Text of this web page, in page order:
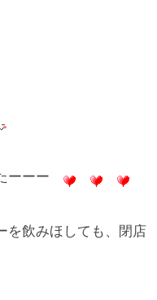
ーーー
を飲みほしても、閉店